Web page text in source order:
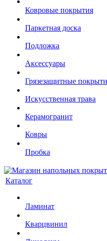
Ковровые покрытия
Паркетная доска
Подложка
Аксессуары
Грязезащитные
Искусственная трава
Керамогранит
Ковры
Пробка
Каталог
Ламинат
Кварцвинил